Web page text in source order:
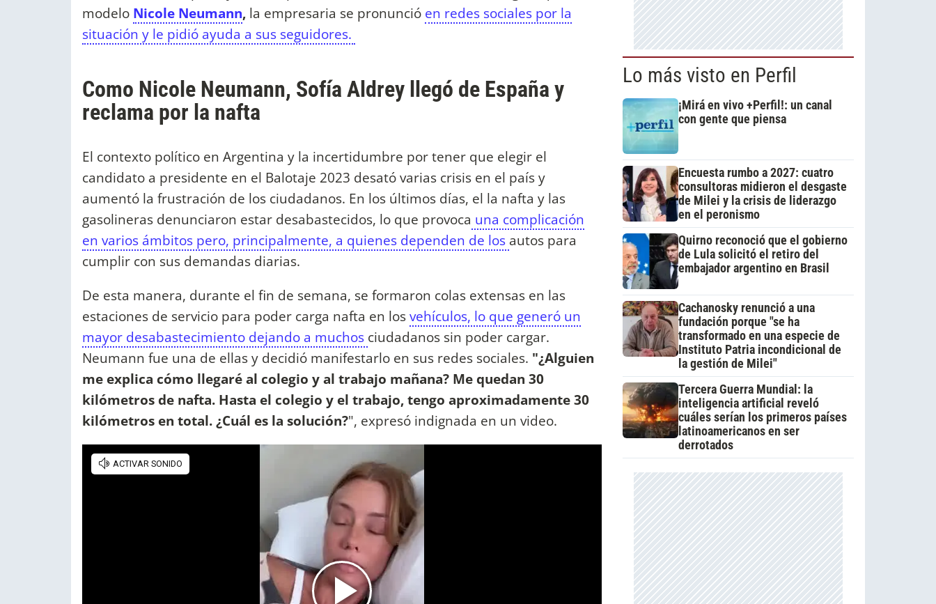
modelo Nicole Neumann, la empresaria se pronunció en redes sociales por la
situación y le pidió ayuda a sus seguidores.
Como Nicole Neumann, Sofía Aldrey llegó de España y
reclama por la nafta
El contexto político en Argentina y la incertidumbre por tener que elegir el
candidato a presidente en el Balotaje 2023 desató varias crisis en el país y
aumentó la frustración de los ciudadanos. En los últimos días, el la nafta y las
gasolineras denunciaron estar desabastecidos, lo que provoca una complicación
en varios ámbitos pero, principalmente, a quienes dependen de los autos para
cumplir con sus demandas diarias.
De esta manera, durante el fin de semana, se formaron colas extensas en las
estaciones de servicio para poder carga nafta en losvehículos, lo que generó un
mayor desabastecimiento dejando a muchos ciudadanos sin poder cargar.
Neumann fue una de ellas y decidió manifestarlo en sus redes sociales. "¿Alguien
me explica cómo llegaré al colegio y al trabajo mañana? Me quedan 30
kilómetros de nafta. Hasta el colegio y el trabajo, tengo aproximadamente 30
kilómetros en total. ¿Cuál es la solución?", expresó indignada en un video.
Lo más visto en Perfil
¡Mirá en vivo +Perfil!: un canal
con gente que piensa
Encuesta rumbo a 2027: cuatro
consultoras midieron el desgaste
de Milei y la crisis de liderazgo
en el peronismo
Quirno reconoció que el gobierno
de Lula solicitó el retiro del
embajador argentino en Brasil
Cachanosky renunció a una
fundación porque "se ha
transformado en una especie de
Instituto Patria incondicional de
la gestión de Milei"
Tercera Guerra Mundial: la
inteligencia artificial reveló
cuáles serían los primeros países
latinoamericanos en ser
derrotados